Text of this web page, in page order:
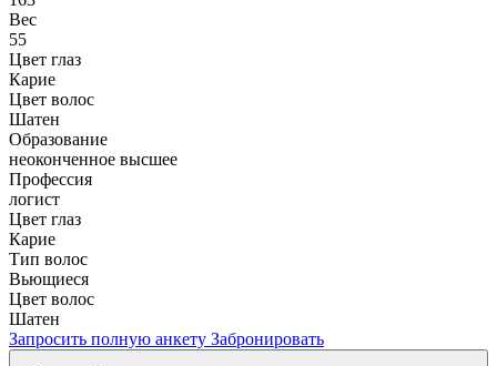
Вес
55
Цвет глаз
Карие
Цвет волос
Шатен
Образование
неоконченное высшее
Профессия
логист
Цвет глаз
Карие
Тип волос
Вьющиеся
Цвет волос
Шатен
Запросить полную анкету Забронировать